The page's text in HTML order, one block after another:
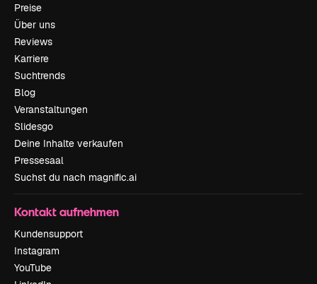
Preise
Über uns
Reviews
Karriere
Suchtrends
Blog
Veranstaltungen
Slidesgo
Deine Inhalte verkaufen
Pressesaal
Suchst du nach magnific.ai
Kontakt aufnehmen
Kundensupport
Instagram
YouTube